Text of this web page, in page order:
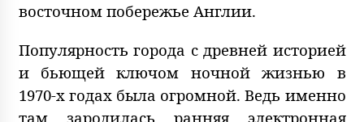
восточном побережье Англии.
Популярность города с древней историей
и бьющей ключом ночной жизнью в
1970-х годах была огромной. Ведь именно
там зародилась ранняя электронная